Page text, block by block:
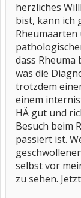
herzliches
bist, kann ich
dass Rheuma
was die
trotzdem
einem
HÄ gut und
Besuch beim
passiert ist.
selbst vor
zu sehen.